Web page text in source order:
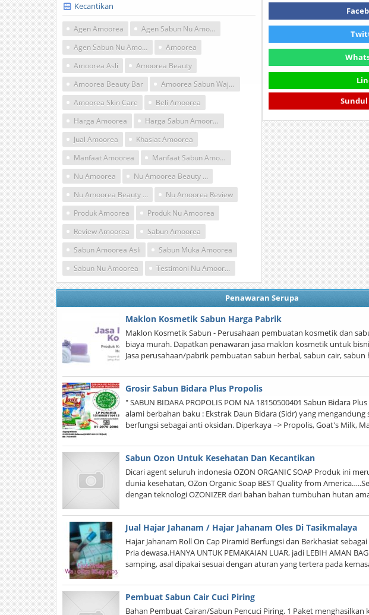
Kecantikan
Agen Amoorea
Agen Sabun Nu Amoorea
Agen Sabun Nu Amoorea Jakarta
Amoorea
Amoorea Asli
Amoorea Beauty
Amoorea Beauty Bar
Amoorea Sabun Wajah
Amoorea Skin Care
Beli Amoorea
Harga Amoorea
Harga Sabun Amoorea
Jual Amoorea
Khasiat Amoorea
Manfaat Amoorea
Manfaat Sabun Amoorea
Nu Amoorea
Nu Amoorea Beauty Bar
Nu Amoorea Beauty Plus
Nu Amoorea Review
Produk Amoorea
Produk Nu Amoorea
Review Amoorea
Sabun Amoorea
Sabun Amoorea Asli
Sabun Muka Amoorea
Sabun Nu Amoorea
Testimoni Nu Amoorea
Penawaran Serupa
Maklon Kosmetik Sabun Harga Pabrik
Maklon Kosmetik Sabun - Perusahaan pembuatan kosmetik dan
biaya murah. Dapatkan penawaran jasa maklon kosmetik untuk
Jasa perusahaan/pabrik pembuatan sabun herbal, sabun cair,
Grosir Sabun Bidara Plus Propolis
" SABUN BIDARA PROPOLIS POM NA 18150500401 Sabun Bidara
alami berbahan baku : Ekstrak Daun Bidara (Sidr) yang mengandung
berfungsi sebagai anti oksidan. Diperkaya ~> Propolis, Goat's Milk,
Sabun Ozon Untuk Kesehatan Dan Kecantikan
Dicari agent seluruh indonesia OZON ORGANIC SOAP Produk ini
dunia kesehatan, OZon Organic Soap BEST Quality from
dengan teknologi OZONIZER dari bahan bahan tumbuhan hutan
Jual Hajar Jahanam / Hajar Jahanam Oles Di Tasikmalaya
Hajar Jahanam Roll On Cap Piramid Berfungsi dan Berkhasiat
Pria dewasa.HANYA UNTUK PEMAKAIAN LUAR, jadi LEBIH AMAN
samping, asal dipakai sesuai dengan aturan yang tertera pada
Pembuat Sabun Cair Cuci Piring
Bahan Pembuat Cairan/Sabun Pencuci Piring. 1 Paket menghasilkan